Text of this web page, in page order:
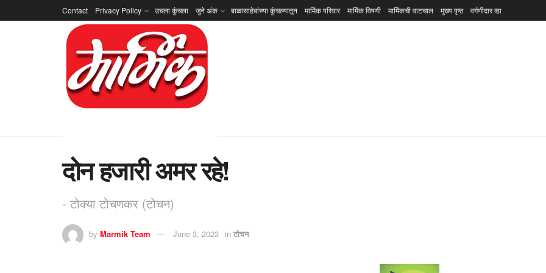
Contact Privacy Policy उचला कुंचला जुने अंक बाळासाहेबांच्या कुंचल्यातून मार्मिक परिवार मार्मिक विषयी मार्मिकची वाटचाल मुख्य पृष्ठ वर्गणीदार व्हा
दोन हजारी अमर रहे!
- टोक्या टोचणकर (टोचन)
by Marmik Team June 3, 2023 in टोचन